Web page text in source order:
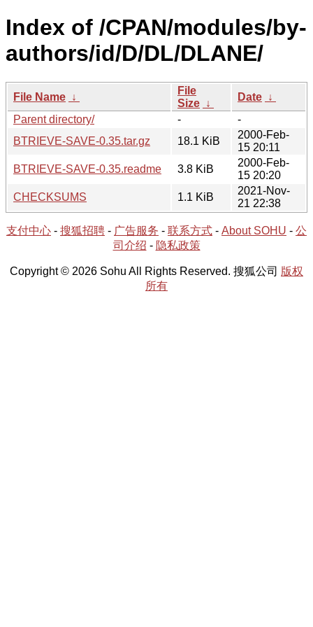
Index of /CPAN/modules/by-
authors/id/D/DL/DLANE/
File Name ↓
File
Size ↓
Date ↓
Parent directory/
-
-
BTRIEVE-SAVE-0.35.tar.gz
18.1 KiB
2000-Feb-
15 20:11
BTRIEVE-SAVE-0.35.readme
3.8 KiB
2000-Feb-
15 20:20
CHECKSUMS
1.1 KiB
2021-Nov-
21 22:38
支付中心 - 搜狐招聘 - 广告服务 - 联系方式 - About SOHU - 公
司介绍 - 隐私政策
Copyright © 2026 Sohu All Rights Reserved. 搜狐公司 版权
所有